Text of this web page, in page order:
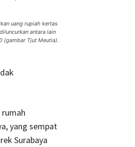
uang rupiah kertas
antara lain
(gambar Tjut Meutia).
yang sempat
Surabaya